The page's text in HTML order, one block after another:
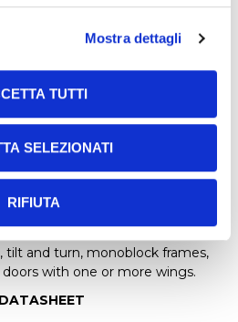
Mostra dettagli
TUTTI
SELEZIONATI
RIFIUTA
mm.
sect.: 65/74 mm.
: 5 mm.
: 22 mm.
tilt and turn, monoblock frames,
with one or more wings.